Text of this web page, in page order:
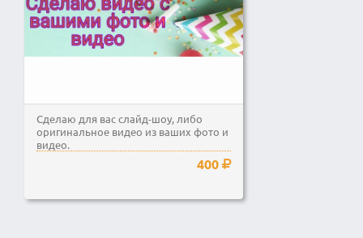
Сделаю для вас слайд-шоу, либо
оригинальное видео из ваших фото и
видео.
400